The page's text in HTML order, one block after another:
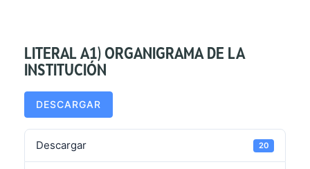
LITERAL A1) ORGANIGRAMA DE LA
INSTITUCIÓN
DESCARGAR
Descargar 20